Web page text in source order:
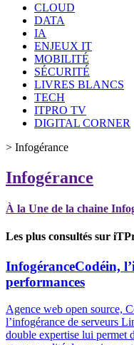
CLOUD
DATA
IA
ENJEUX IT
MOBILITÉ
SÉCURITÉ
LIVRES BLANCS
TECH
ITPRO TV
DIGITAL CORNER
> Infogérance
Infogérance
À la Une de la chaine
Les plus consultés sur
InfogéranceCodéin,
performances
Agence web open source,
l’infogérance de serveurs
double expertise lui permet